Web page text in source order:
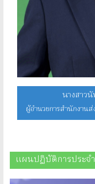
นางสาว
ผู้อำนวยการสำนักงาน
แผนปฏิบัติการประจ